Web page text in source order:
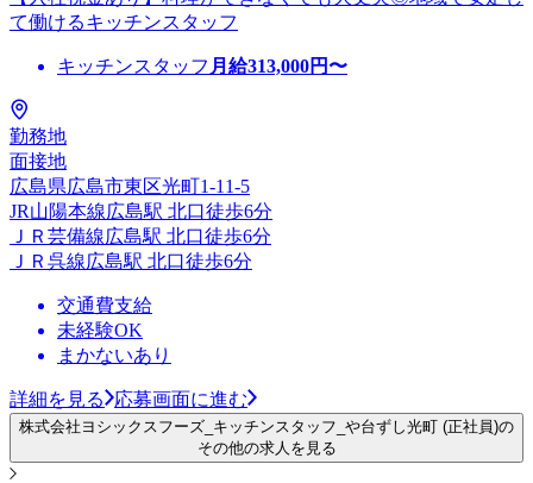
て働けるキッチンスタッフ
キッチンスタッフ 月給313,000円〜
勤務地
面接地
広島県広島市東区光町1-11-5
JR山陽本線広島駅 北口徒歩6分
ＪＲ芸備線広島駅 北口徒歩6分
ＪＲ呉線広島駅 北口徒歩6分
交通費支給
未経験OK
まかないあり
詳細を見る 応募画面に進む
株式会社ヨシックスフーズ_キッチンスタッフ_や台ずし光町 (正社員)の
その他の求人を見る